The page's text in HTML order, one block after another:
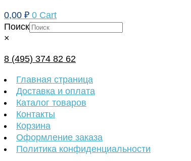
0,00 ₽ 0 Cart
Поиск
×
8 (495) 374 82 62
Главная страница
Доставка и оплата
Каталог товаров
Контакты
Корзина
Оформление заказа
Политика конфиденциальности